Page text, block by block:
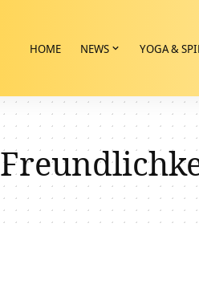
HOME NEWS YOGA &